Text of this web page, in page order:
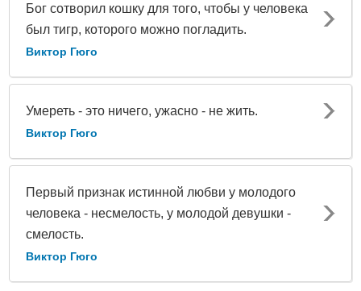
Бог сотворил кошку для того, чтобы у человека
был тигр, которого можно погладить.
Виктор Гюго
Умереть - это ничего, ужасно - не жить.
Виктор Гюго
Первый признак истинной любви у молодого
человека - несмелость, у молодой девушки -
смелость.
Виктор Гюго